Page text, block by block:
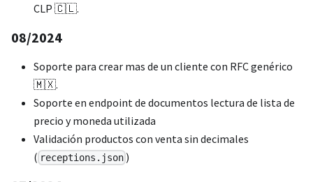
CLP 🇨🇱.
08/2024
Soporte para crear mas de un cliente con RFC genérico
🇲🇽.
Soporte en endpoint de documentos lectura de lista de
precio y moneda utilizada
Validación productos con venta sin decimales
( receptions.json )